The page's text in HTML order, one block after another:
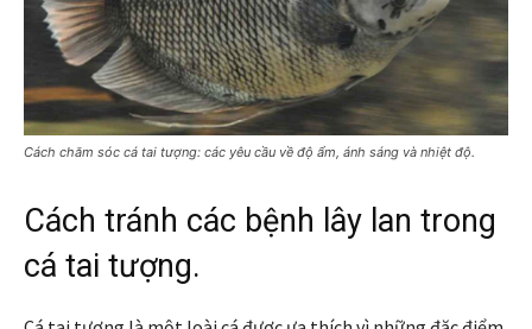
Cách chăm sóc cá tai tượng: các yêu cầu về độ ẩm, ánh sáng và nhiệt độ.
Cách tránh các bệnh lây lan trong
cá tai tượng.